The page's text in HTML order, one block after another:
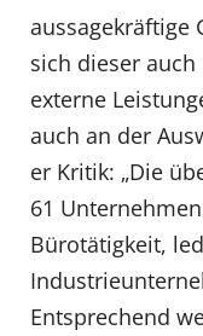
aussagekräftige
sich dieser
externe
auch an der
er Kritik: „Die
61
Bürotätigkeit,
Entsprechend